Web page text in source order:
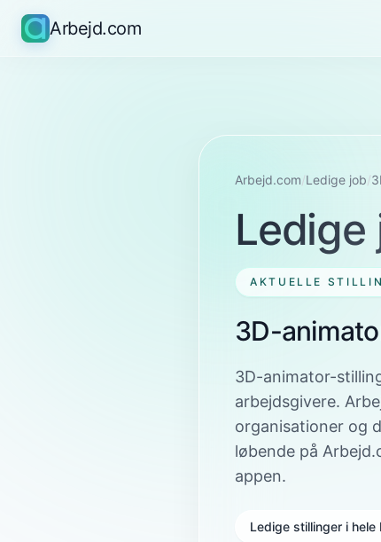
Arbejd.com
Arbejd.com/Ledige job/
Ledige
AKTUELLE
3D-
3D-animator-
arbejdsgivere.
organisationer og
løbende på
appen.
Ledige stillinger i hele